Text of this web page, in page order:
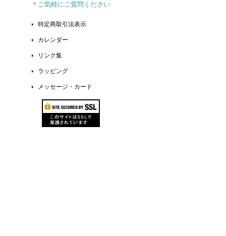
＊ご気軽にご質問ください
特定商取引法表示
カレンダー
リンク集
ラッピング
メッセージ・カード